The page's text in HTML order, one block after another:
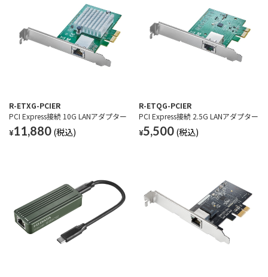
R-ETXG-PCIER
PCI Express接続 10G LANアダプター
¥11,880
R-ETQG-PCIER
PCI Express接続 2.5G LANアダプター
¥5,500